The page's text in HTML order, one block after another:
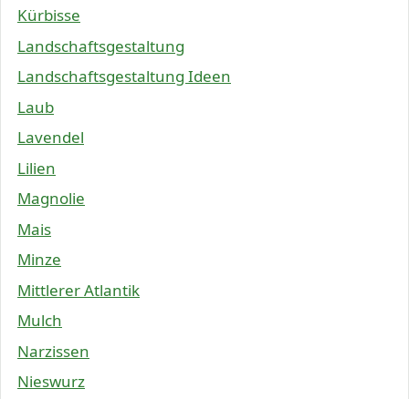
Kürbisse
Landschaftsgestaltung
Landschaftsgestaltung Ideen
Laub
Lavendel
Lilien
Magnolie
Mais
Minze
Mittlerer Atlantik
Mulch
Narzissen
Nieswurz